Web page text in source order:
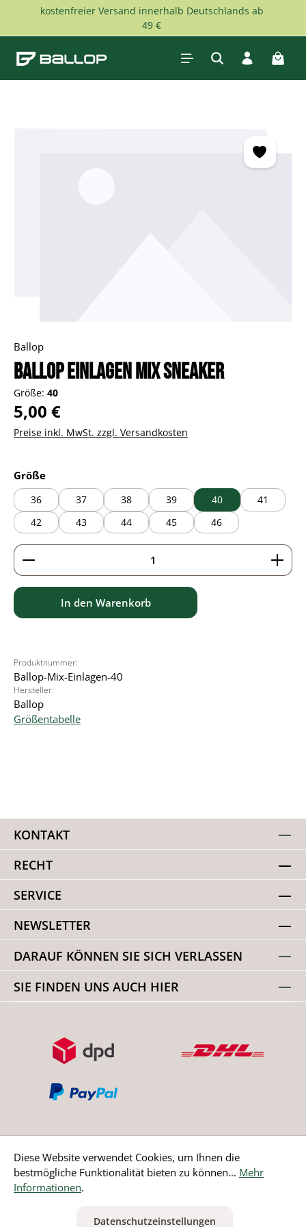
Zum Hauptinhalt springen
kostenfreier Versand innerhalb Deutschlands ab
49 €
Ballop
Ballop Einlagen Mix Sneaker
Größe: 40
Regulärer Preis:
5,00 €
Preise inkl. MwSt. zzgl. Versandkosten
Größeauswählen
36 37 38 39 40
41
42
43 44 45 46
Produkt Anzahl: Gib den gewünschten Wert ein
In den Warenkorb
Produktnummer:
Ballop-Mix-Einlagen-40
Hersteller:
Ballop
Größentabelle
KONTAKT
RECHT
SERVICE
NEWSLETTER
DARAUF KÖNNEN SIE SICH VERLASSEN
SIE FINDEN UNS AUCH HIER
Bestellung widerrufen
ausgenommen Nicht EU-Länder
Diese Website verwendet Cookies, um Ihnen die
bestmögliche Funktionalität bieten zu können... Mehr
Informationen.
Datenschutzeinstellungen